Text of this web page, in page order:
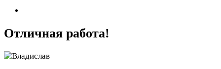
Отличная работа!